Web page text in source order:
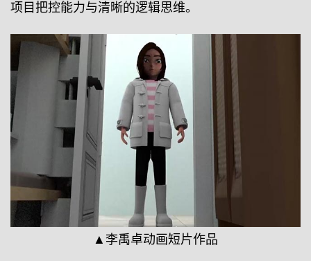
项目把控能力与清晰的逻辑思维。
▲李禹卓动画短片作品